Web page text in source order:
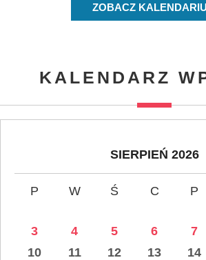
ZOBACZ
KALENDARZ
SIERPIEŃ 2026
P W Ś C P
3
4 5 6 7
10
11 12 13 14